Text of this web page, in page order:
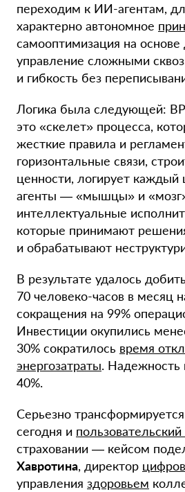
переходим к ИИ-агентам,
характерно автономное
самооптимизация на основе
управление сложными
и гибкость без
Логика была следующей:
это «скелет» процесса,
жесткие правила и
горизонтальные связи,
ценности, логирует
агенты — «мышцы» и
интеллектуальные
которые принимают
и обрабатывают
В результате удалось
70 человеко-часов в месяц
сокращения на 99%
Инвестиции окупились
30% сократилось время
энергозатраты. Надежность
40%.
Серьезно
сегодня и пользовательский
страховании — кейсом
Хавротина, директор
управления здоровьем